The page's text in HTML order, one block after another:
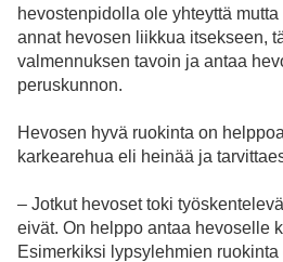
hevostenpidolla ole yhteyttä
annat hevosen liikkua itsekseen,
valmennuksen tavoin ja antaa
peruskunnon.
Hevosen hyvä ruokinta on
karkearehua eli heinää ja
– Jotkut hevoset toki
eivät. On helppo antaa hevoselle
Esimerkiksi lypsylehmien